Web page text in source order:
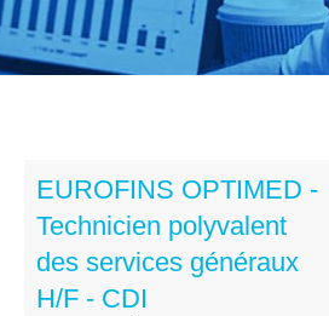
EUROFINS OPTIMED -
Technicien polyvalent
des services généraux
H/F - CDI